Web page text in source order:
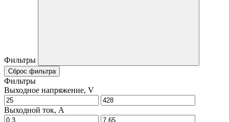
Фильтры
Сброс фильтра
Фильтры
Выходное напряжение, V
Выходной ток, A